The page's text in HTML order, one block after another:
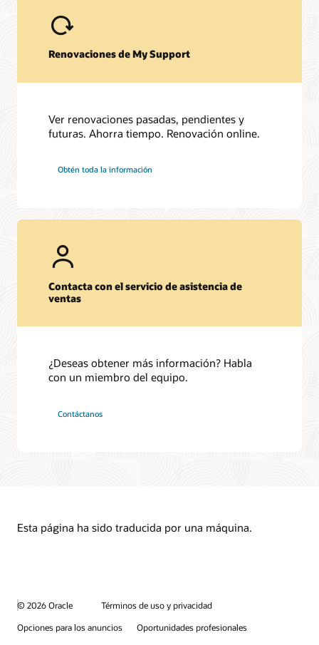
Renovaciones de My Support
Ver renovaciones pasadas, pendientes y
futuras. Ahorra tiempo. Renovación online.
Obtén toda la información
Contacta con el servicio de asistencia de
ventas
¿Deseas obtener más información? Habla
con un miembro del equipo.
Contáctanos
Esta página ha sido traducida por una máquina.
© 2026 Oracle
Términos de uso y privacidad
Opciones para los anuncios
Oportunidades profesionales